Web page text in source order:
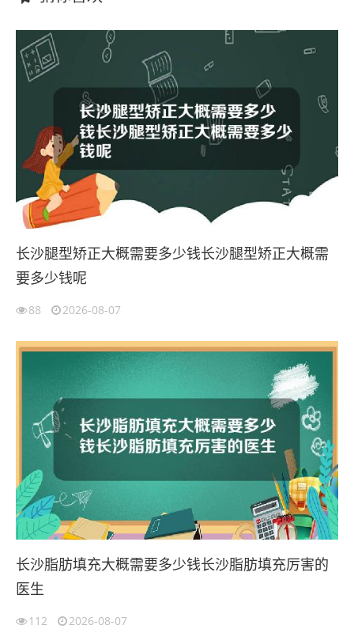
长沙腿型矫正大概需要多少钱长沙腿型矫正大概需
要多少钱呢
88 2026-08-07
长沙脂肪填充大概需要多少钱长沙脂肪填充厉害的
医生
112 2026-08-07